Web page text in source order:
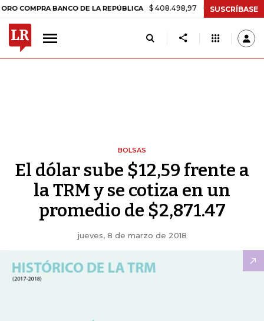
BANCO DE LA REPÚBLICA $ 408.498,97 +$ 8.753,81 +2,19%
SUSCRÍBASE
BOLSAS
El dólar sube $12,59 frente a
la TRM y se cotiza en un
promedio de $2,871.47
jueves, 8 de marzo de 2018